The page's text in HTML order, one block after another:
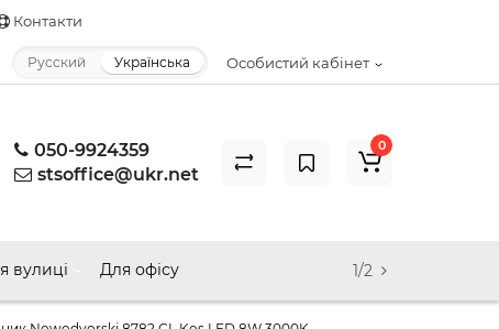
Контакти
Особистий кабінет
Русский Українська
050-9924359
stsoffice@ukr.net
0
вулиці Для офісу 1/2